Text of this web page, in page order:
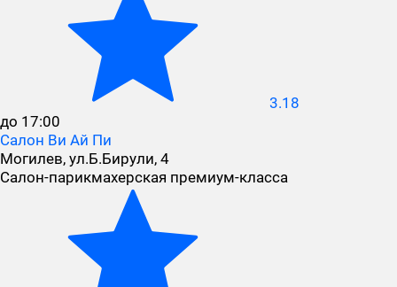
3.18
до 17:00
Салон Ви Ай Пи
Могилев, ул.Б.Бирули, 4
Cалон-парикмахерская премиум-класса